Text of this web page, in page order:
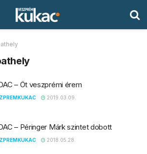
– Öt veszprémi érem
2019.03.09.
– Péringer Márk szintet dobott
2018.05.28.